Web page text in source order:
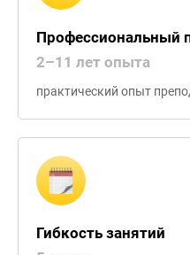
Профессиональный
2–11 лет опыта
практический опыт
Гибкость занятий